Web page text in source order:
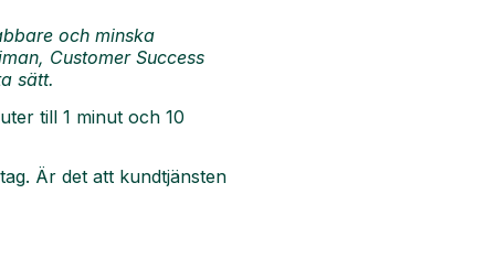
och minska
Customer Success
sätt.
till 1 minut och 10
Är det att kundtjänsten